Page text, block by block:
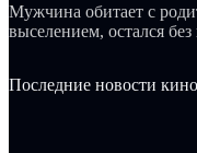
Мужчина обитает с
выселением, остался
Последние новости кино